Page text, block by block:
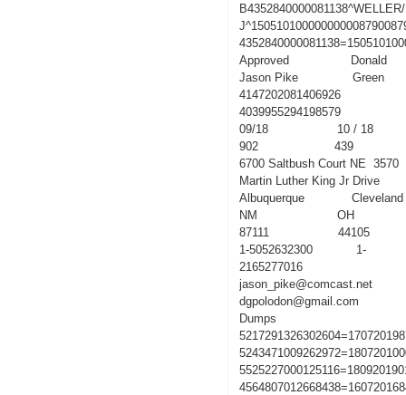
Approved Donald
Jason Pike Green
4147202081406926
4039955294198579
09/18 10 / 18
902 439
6700 Saltbush Court NE 3570
Martin Luther King Jr Drive
Albuquerque Cleveland
NM OH
87111 44105
1-5052632300 1-
2165277016
jason_pike@comcast.net
dgpolodon@gmail.com
Dumps